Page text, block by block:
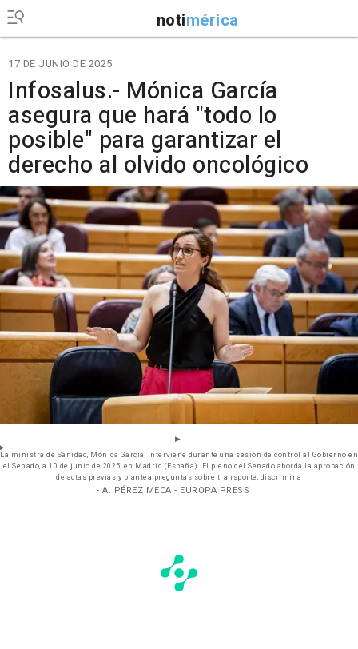
notimérica
17 DE JUNIO DE 2025
Infosalus.- Mónica García
asegura que hará "todo lo
posible" para garantizar el
derecho al olvido oncológico
La ministra de Sanidad, Mónica García, interviene durante una sesión de control al Gobierno en
el Senado, a 10 de junio de 2025, en Madrid (España). El pleno del Senado aborda la aprobación
de actas previas y plantea preguntas sobre transporte, discrimina
- A. PÉREZ MECA - EUROPA PRESS